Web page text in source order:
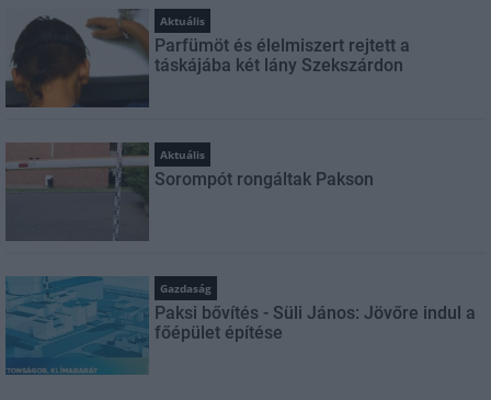
Aktuális
Parfümöt és élelmiszert rejtett a
táskájába két lány Szekszárdon
Aktuális
Sorompót rongáltak Pakson
Gazdaság
Paksi bővítés - Süli János: Jövőre indul a
főépület építése